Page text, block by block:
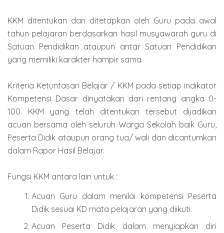
KKM ditentukan dan ditetapkan oleh Guru pada awal
tahun pelajaran berdasarkan hasil musyawarah guru di
Satuan Pendidikan ataupun antar Satuan Pendidikan
yang memiliki karakter hampir sama.
Kriteria Ketuntasan Belajar / KKM pada setiap indikator
Kompetensi Dasar dinyatakan dari rentang angka 0-
100. KKM yang telah ditentukan tersebut dijadikan
acuan bersama oleh seluruh Warga Sekolah baik Guru,
Peserta Didik ataupun orang tua/ wali dan dicantumkan
dalam Rapor Hasil Belajar.
Fungsi KKM antara lain untuk :
Acuan Guru dalam menilai kompetensi Peserta
Didik sesuai KD mata pelajaran yang diikuti.
Acuan Peserta Didik dalam menyiapkan diri